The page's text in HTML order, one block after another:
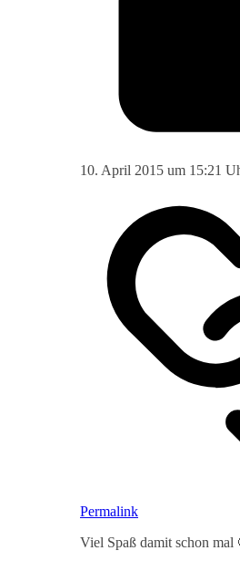
10. April 2015 um 15:21
Permalink
Viel Spaß damit schon mal